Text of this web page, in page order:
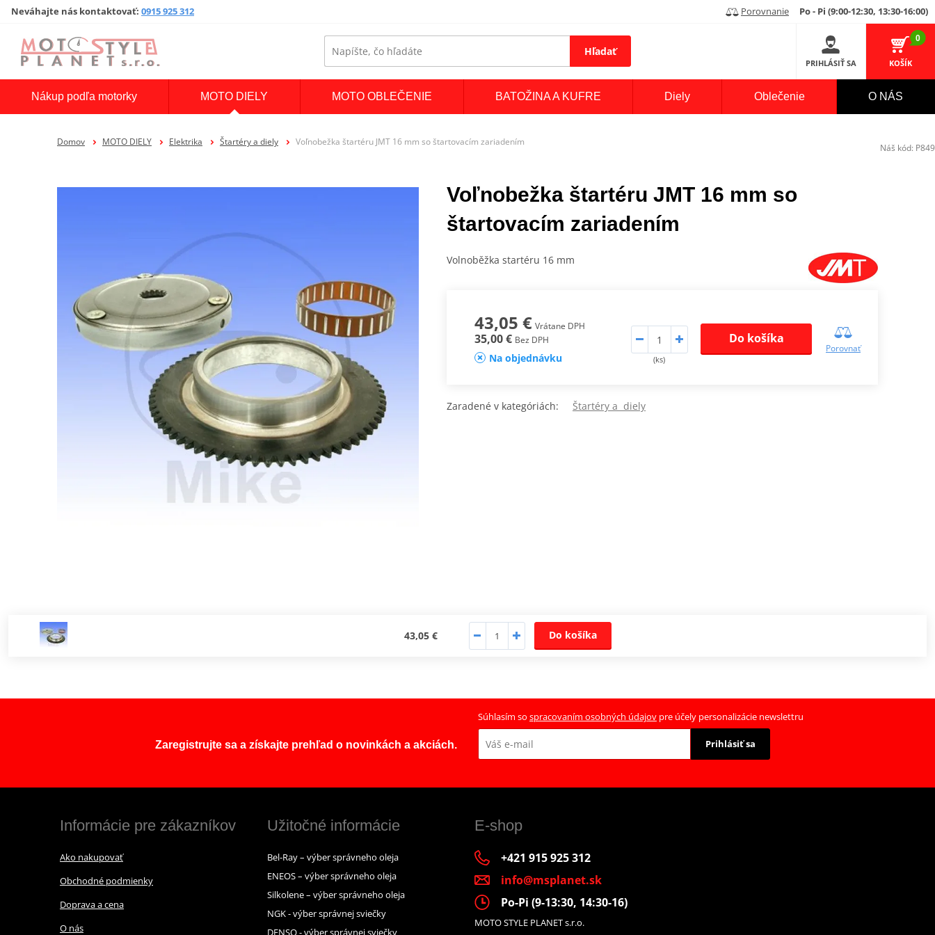
Neváhajte nás kontaktovať: 0915 925 312 Porovnanie Po - Pi (9:00-12:30, 13:30-16:00)
Hľadať
PRIHLÁSIŤ SA
0
KOŠÍK
Nákup podľa motorky MOTO DIELY MOTO OBLEČENIE BATOŽINA A KUFRE Diely Oblečenie O NÁS
Domov MOTO DIELY Elektrika Štartéry a diely Voľnobežka štartéru JMT 16 mm so štartovacím zariadením
Voľnobežka štartéru JMT 16 mm so
štartovacím zariadením
Volnoběžka startéru 16 mm
43,05 € Vrátane DPH
35,00 € Bez DPH
Na objednávku (ks)
Do košíka
Porovnať
Zaradené v kategóriách: Štartéry a diely
43,05 € Do košíka
Náš kód: P849
Zaregistrujte sa a získajte prehľad o novinkách a akciách.
Súhlasím so spracovaním osobných údajov pre účely personalizácie newslettru
Prihlásiť sa
Informácie pre zákazníkov
Ako nakupovať
Obchodné podmienky
Doprava a cena
O nás
Užitočné informácie
Bel-Ray – výber správneho oleja
ENEOS – výber správneho oleja
Silkolene – výber správneho oleja
NGK - výber správnej sviečky
DENSO - výber správnej sviečky
E-shop
+421 915 925 312
info@msplanet.sk
Po-Pi (9-13:30, 14:30-16)
MOTO STYLE PLANET s.r.o.